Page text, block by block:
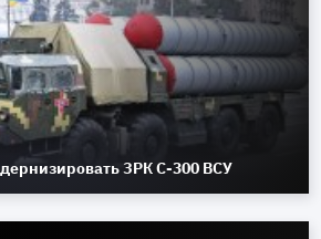
ЗРК С-300 ВСУ